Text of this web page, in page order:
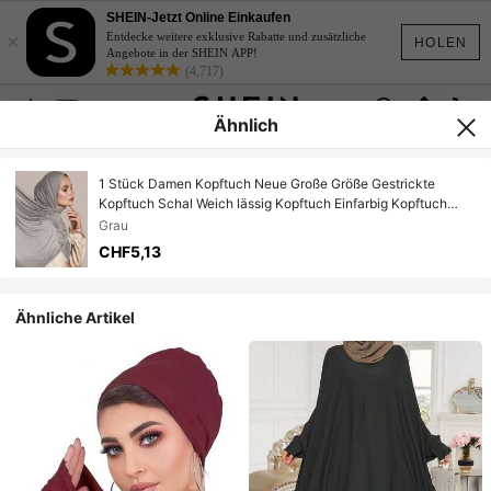
HOLEN
×
SHEIN-Jetzt Online Einkaufen
Entdecke weitere exklusive Rabatte und zusätzliche
Angebote in der SHEIN APP!
(4,717)
Ähnlich
1 Stück Damen Kopftuch Neue Große Größe Gestrickte
Kopftuch Schal Weich lässig Kopftuch Einfarbig Kopftuch
Damen Schal Klassisches Kopftuch, Geeignet für Abaya Robe
Schleier Kleidung
Grau
CHF5,13
Ähnliche Artikel